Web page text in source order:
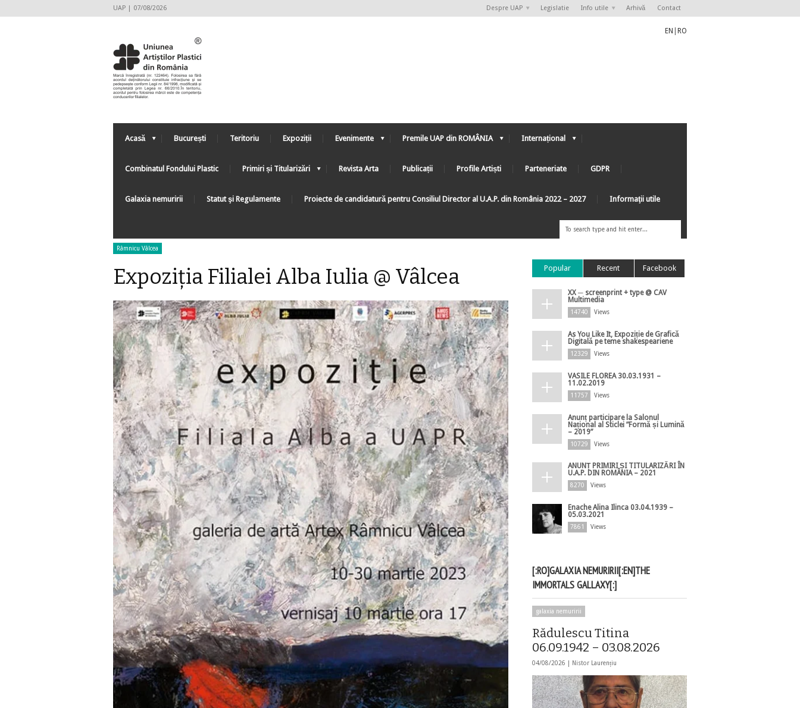
UAP | 07/08/2026 Despre UAP Legislatie Info utile Arhivă Contact
EN RO
Acasă București Teritoriu Expoziții Evenimente Premile UAP din ROMÂNIA Internațional
Combinatul Fondului Plastic Primiri și Titularizări Revista Arta Publicații Profile Artiști Parteneriate GDPR
Galaxia nemuririi Statut şi Regulamente Proiecte de candidatură pentru Consiliul Director al U.A.P. din România 2022 – 2027 Informaţii utile
Râmnicu Vâlcea
Expoziţia Filialei Alba Iulia @ Vâlcea Popular Recent Facebook
XX ─ screenprint + type @ CAV
Multimedia
14740 Views
As You Like It, Expoziție de Grafică
Digitală pe teme shakespeariene
12329 Views
VASILE FLOREA 30.03.1931 –
11.02.2019
11757 Views
Anunț participare la Salonul
Național al Sticlei ”Formă și Lumină
– 2019”
10729 Views
ANUNȚ PRIMIRI ȘI TITULARIZĂRI ÎN
U.A.P. DIN ROMÂNIA – 2021
8270 Views
Enache Alina Ilinca 03.04.1939 –
05.03.2021
7861 Views
[:RO]GALAXIA NEMURIRII[:EN]THE
IMMORTALS GALLAXY[:]
galaxia nemuririi
Rădulescu Titina
06.09.1942 – 03.08.2026
04/08/2026 | Nistor Laurențiu